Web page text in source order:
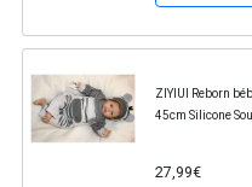
ZIYIUI Reborn
45cm Silicone
27,99€